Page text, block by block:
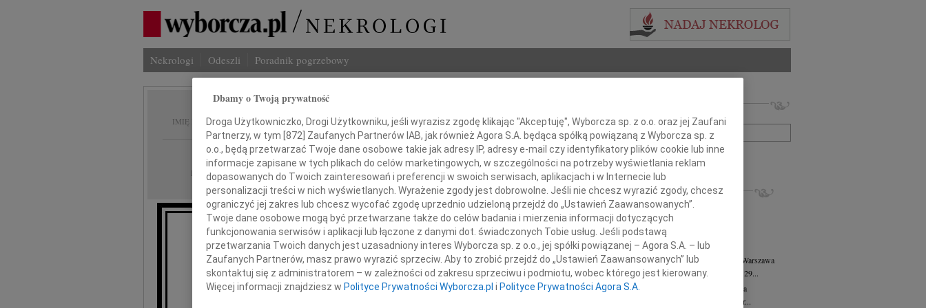
Nekrologi Odeszli Poradnik pogrzebowy
IMIĘ I NAZWISKO: Michał Pereświet-Sołtan
REGION: Warszawa
DATA EMISJI: 06.05.2022
Podziękowanie
Wszystkim, którzy dali wyraz swej przyjaźni i uczuć
Imię i nazwisko lub numer ogłoszenia:
+ szukanie zaawansowane
INNE NEKROLOGI
07.08.2026Warszawa
Dziekanie Wydziału dr hab. Julii Kubisie,...
07.08.2026Warszawa
Naszej kochanej i dzielnej Marylce Butruk...
Jacek Tadeusz Duniecwiek: 79
Warszawa
Z wielkim żalem przyjęliśmy wiadomość, że 29...
Małgorzata Kościelska
Warszawa
W dniu 3 sierpnia 2026 roku zmarła Profesor...
Dbamy o Twoją prywatność
Droga Użytkowniczko, Drogi Użytkowniku, jeśli wyrazisz zgodę klikając "Akceptuję", Wyborcza sp. z o.o. oraz jej Zaufani
Partnerzy, w tym [ 872 ] Zaufanych Partnerów IAB, jak również Agora S.A. będąca spółką powiązaną z Wyborcza sp. z
o.o., będą przetwarzać Twoje dane osobowe takie jak adresy IP, adresy e-mail czy identyfikatory plików cookie lub inne
informacje zapisane w tych plikach do celów marketingowych, w szczególności na potrzeby wyświetlania reklam
dopasowanych do Twoich zainteresowań i preferencji w swoich serwisach, aplikacjach i w Internecie lub
personalizacji treści w nich wyświetlanych. Wyrażenie zgody jest dobrowolne. Jeśli nie chcesz wyrazić zgody, chcesz
ograniczyć jej zakres lub chcesz wycofać zgodę uprzednio udzieloną przejdź do „Ustawień Zaawansowanych”.
Twoje dane osobowe mogą być przetwarzane także do celów badania i mierzenia informacji dotyczących
funkcjonowania serwisów i aplikacji lub łączone z danymi dot. świadczonych Tobie usług. Jeśli podstawą
przetwarzania Twoich danych jest uzasadniony interes Wyborcza sp. z o.o., jej spółki powiązanej – Agora S.A. – lub
Zaufanych Partnerów, masz prawo wyrazić sprzeciw. Aby to zrobić przejdź do „Ustawień Zaawansowanych” lub
skontaktuj się z administratorem – w zależności od zakresu sprzeciwu i podmiotu, wobec którego jest kierowany.
Więcej informacji znajdziesz w Polityce Prywatności Wyborcza.pl i Polityce Prywatności Agora S.A.